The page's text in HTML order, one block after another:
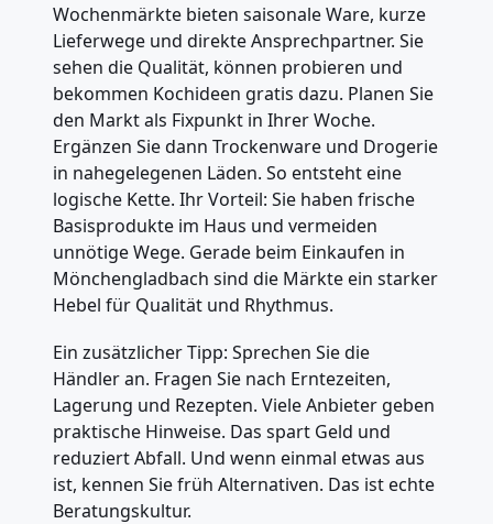
Wochenmärkte bieten saisonale Ware, kurze
Lieferwege und direkte Ansprechpartner. Sie
sehen die Qualität, können probieren und
bekommen Kochideen gratis dazu. Planen Sie
den Markt als Fixpunkt in Ihrer Woche.
Ergänzen Sie dann Trockenware und Drogerie
in nahegelegenen Läden. So entsteht eine
logische Kette. Ihr Vorteil: Sie haben frische
Basisprodukte im Haus und vermeiden
unnötige Wege. Gerade beim Einkaufen in
Mönchengladbach sind die Märkte ein starker
Hebel für Qualität und Rhythmus.
Ein zusätzlicher Tipp: Sprechen Sie die
Händler an. Fragen Sie nach Erntezeiten,
Lagerung und Rezepten. Viele Anbieter geben
praktische Hinweise. Das spart Geld und
reduziert Abfall. Und wenn einmal etwas aus
ist, kennen Sie früh Alternativen. Das ist echte
Beratungskultur.